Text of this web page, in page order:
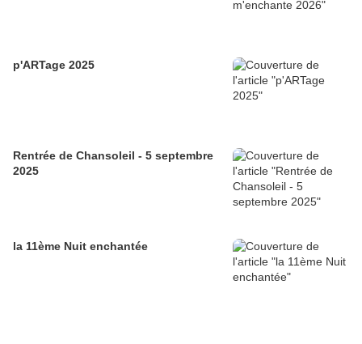
p'ARTage 2025
Rentrée de Chansoleil - 5 septembre
2025
la 11ème Nuit enchantée